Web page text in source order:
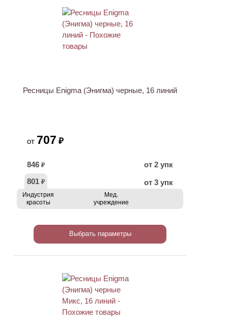
Ресницы Enigma (Энигма) черные, 16 линий
от 707 ₽
846 ₽
от 2 упк
801 ₽ от 3 упк
Индустрия
красоты
Мед.
учреждение
Выбрать параметры